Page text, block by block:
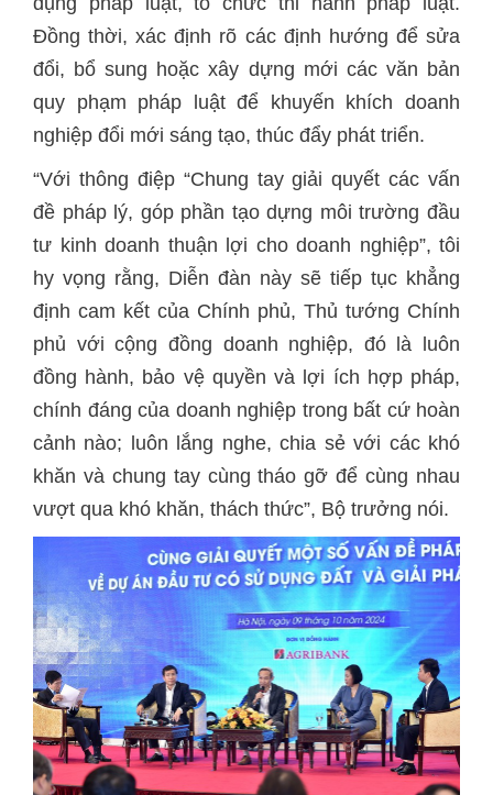
Đồng thời, xác định rõ các định hướng để sửa
đổi, bổ sung hoặc xây dựng mới các văn bản
quy phạm pháp luật để khuyến khích doanh
nghiệp đổi mới sáng tạo, thúc đẩy phát triển.
“Với thông điệp “Chung tay giải quyết các vấn
đề pháp lý, góp phần tạo dựng môi trường đầu
tư kinh doanh thuận lợi cho doanh nghiệp”, tôi
hy vọng rằng, Diễn đàn này sẽ tiếp tục khẳng
định cam kết của Chính phủ, Thủ tướng Chính
phủ với cộng đồng doanh nghiệp, đó là luôn
đồng hành, bảo vệ quyền và lợi ích hợp pháp,
chính đáng của doanh nghiệp trong bất cứ hoàn
cảnh nào; luôn lắng nghe, chia sẻ với các khó
khăn và chung tay cùng tháo gỡ để cùng nhau
vượt qua khó khăn, thách thức”, Bộ trưởng nói.